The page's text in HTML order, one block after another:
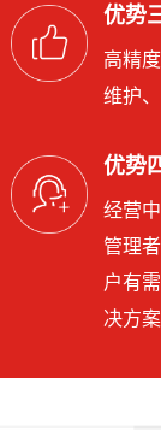
优势
高精
维护
优势
经营
管理
户有
决方